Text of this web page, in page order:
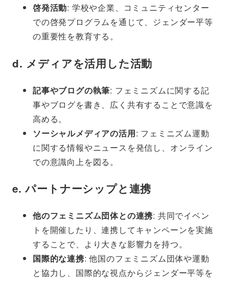
啓発活動: 学校や企業、コミュニティセンター
での啓発プログラムを通じて、ジェンダー平等
の重要性を教育する。
d. メディアを活用した活動
記事やブログの執筆: フェミニズムに関する記
事やブログを書き、広く共有することで意識を
高める。
ソーシャルメディアの活用: フェミニズム運動
に関する情報やニュースを発信し、オンライン
での意識向上を図る。
e.パートナーシップと連携
他のフェミニズム団体との連携: 共同でイベン
トを開催したり、連携してキャンペーンを実施
することで、より大きな影響力を持つ。
国際的な連携: 他国のフェミニズム団体や運動
と協力し、国際的な視点からジェンダー平等を